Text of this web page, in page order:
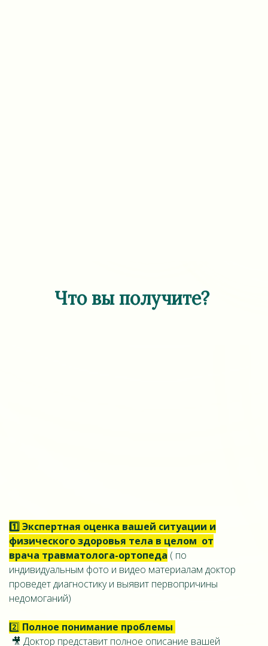
Что вы получите?
1️⃣Экспертная оценка вашей ситуации и
физического здоровья тела в целом от
врача травматолога-ортопеда ( по
индивидуальным фото и видео материалам доктор
проведет диагностику и выявит первопричины
недомоганий)
2️⃣ Полное понимание проблемы
🎥 Доктор представит полное описание вашей